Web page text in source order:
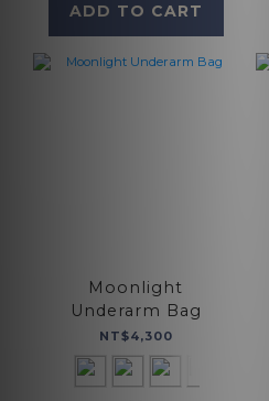
ADD TO CART
Moonlight
Underarm Bag
NT$4,300